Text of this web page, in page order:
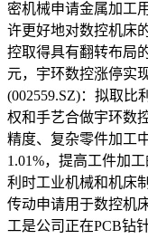
密机械申请金属加工
许更好地对数控机床
控取得具有翻转布局
元，宇环数控涨停实
(002559.SZ)：拟取比
权和手艺合做宇环数
精度、复杂零件加工
1.01%，提高工件加
利时工业机械和机床
传动申请用于数控机
工是公司正在PCB钻